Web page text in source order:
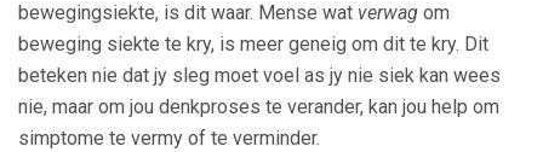
bewegingsiekte, is dit waar. Mense wat verwag om
beweging siekte te kry, is meer geneig om dit te kry. Dit
beteken nie dat jy sleg moet voel as jy nie siek kan wees
nie, maar om jou denkproses te verander, kan jou help om
simptome te vermy of te verminder.